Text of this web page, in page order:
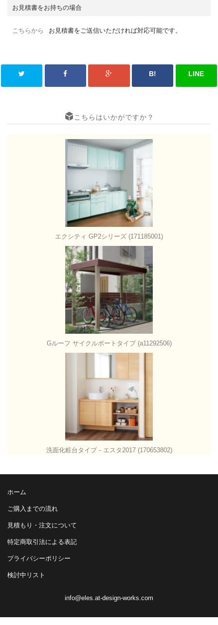
お見積書をお持ちの場合
こちらから お見積書をご送信いただければ対応可能です。
B! LINE
こちらはいかがですか？
エクシティ GP2シリーズ (171185001)
Gルーフ サイクルポートタイプ (a11292506)
洗面化粧台タイプ－エスタ2017 (170653802)
ホーム
ご購入までの流れ
見積もり・注文について
特定商取引法による表記
プライバシーポリシー
検討中リスト
info@eles.at-design-works.com